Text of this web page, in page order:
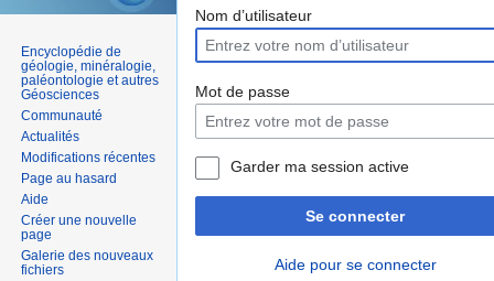
Nom d’utilisateur
Mot de passe
Garder ma session active
Se connecter
Aide pour se connecter
Encyclopédie de
géologie, minéralogie,
paléontologie et autres
Géosciences
Communauté
Actualités
Modifications récentes
Page au hasard
Aide
Créer une nouvelle
page
Galerie des nouveaux
fichiers